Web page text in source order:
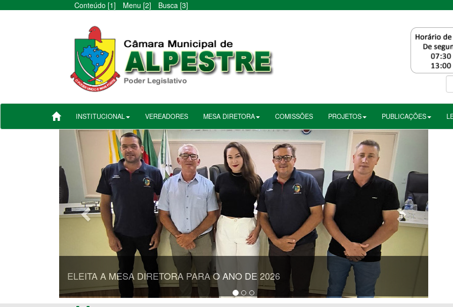
Conteúdo [1] Menu [2] Busca [3]
INSTITUCIONAL VEREADORES MESA DIRETORA COMISSÕES PROJETOS PUBLICAÇÕES
ELEITA A MESA DIRETORA PARA O ANO DE 2026
Anterior